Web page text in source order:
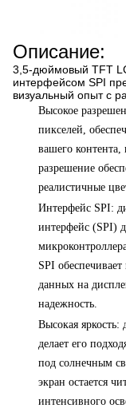
Описание:
3,5-дюймовый TFT
интерфейсом SPI
визуальный опыт с
Высокое
пикселей,
вашего
разрешение
реалистичные
Интерфейс SPI:
интерфейс (SPI)
SPI
данных на
надежность.
Высокая яркость:
делает его
под солнечным
экран остается
интенсивного